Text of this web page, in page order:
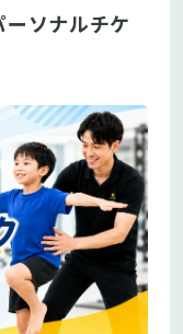
ーソナルチケ